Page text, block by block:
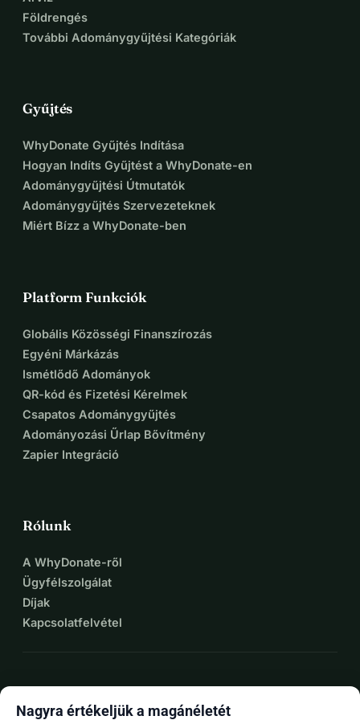
élelmiszerbiztonság mindenki számára valóság legyen, és
ahol a közösségek virágozhatnak anélkül, hogy
károsítanák a környezetet.
Földrengés
További Adománygyűjtési Kategóriák
Gyűjtés
WhyDonate Gyűjtés Indítása
Hogyan Indíts Gyűjtést a WhyDonate-en
Adománygyűjtési Útmutatók
Adománygyűjtés Szervezeteknek
Miért Bízz a WhyDonate-ben
Platform Funkciók
Globális Közösségi Finanszírozás
Egyéni Márkázás
Ismétlődő Adományok
QR-kód és Fizetési Kérelmek
Csapatos Adománygyűjtés
Adományozási Űrlap Bővítmény
Zapier Integráció
Rólunk
A WhyDonate-ről
Ügyfélszolgálat
Díjak
Kapcsolatfelvétel
Nagyra értékeljük a magánéletét